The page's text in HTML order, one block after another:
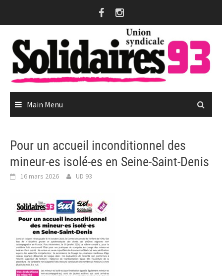
Main Menu
Pour un accueil inconditionnel des
mineur-es isolé-es en Seine-Saint-Denis
16 mars 2026 UD 93